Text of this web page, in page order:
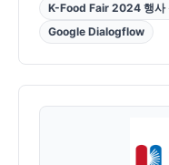
K-Food Fair 2024 행사
Google Dialogflow